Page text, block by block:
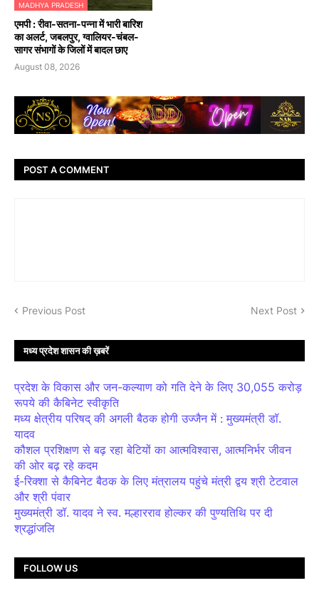
MADHYA PRADESH
एमपी : रीवा-सतना-पन्ना में भारी बारिश
का अलर्ट, जबलपुर, ग्वालियर-चंबल-
सागर संभागों के जिलों में बादल छाए
August 08, 2026
POST A COMMENT
Previous Post Next Post
मध्य प्रदेश शासन की ख़बरें
प्रदेश के विकास और जन-कल्याण को गति देने के लिए 30,055 करोड़
रूपये की कैबिनेट स्वीकृति
मध्य क्षेत्रीय परिषद् की अगली बैठक होगी उज्जैन में : मुख्यमंत्री डॉ.
यादव
कौशल प्रशिक्षण से बढ़ रहा बेटियों का आत्मविश्वास, आत्मनिर्भर जीवन
की ओर बढ़ रहे कदम
ई-रिक्शा से कैबिनेट बैठक के लिए मंत्रालय पहुंचे मंत्री द्वय श्री टेटवाल
और श्री पंवार
मुख्यमंत्री डॉ. यादव ने स्व. मल्हारराव होल्कर की पुण्यतिथि पर दी
श्रद्धांजलि
FOLLOW US